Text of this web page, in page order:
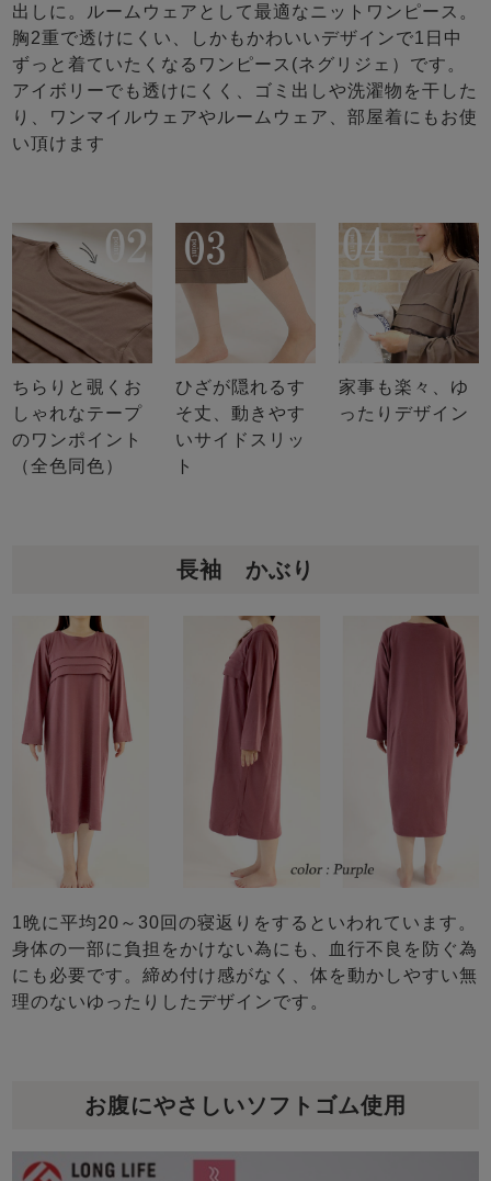
出しに。ルームウェアとして最適なニットワンピース。
胸2重で透けにくい、しかもかわいいデザインで1日中
ずっと着ていたくなるワンピース(ネグリジェ）です。
アイボリーでも透けにくく、ゴミ出しや洗濯物を干した
り、ワンマイルウェアやルームウェア、部屋着にもお使
い頂けます
ちらりと覗くお
しゃれなテープ
のワンポイント
（全色同色）
ひざが隠れるす
そ丈、動きやす
いサイドスリッ
ト
家事も楽々、ゆ
ったりデザイン
長袖 かぶり
1晩に平均20～30回の寝返りをするといわれています。
身体の一部に負担をかけない為にも、血行不良を防ぐ為
にも必要です。締め付け感がなく、体を動かしやすい無
理のないゆったりしたデザインです。
お腹にやさしいソフトゴム使用